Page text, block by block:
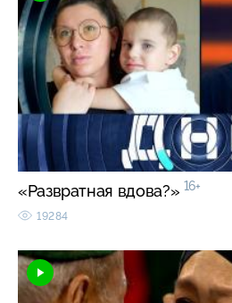
«Развратная вдова?» 16+
19284